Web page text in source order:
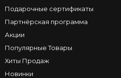
Подарочные сертификаты
Партнёрская программа
Акции
Популярные Товары
Хиты Продаж
Новинки